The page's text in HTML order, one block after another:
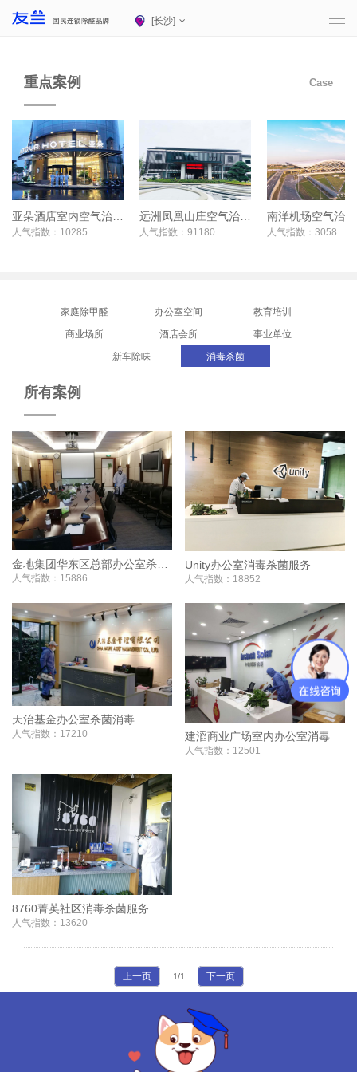
[长沙]
Case
重点案例
人气指数：10285 人气指数：91180
南洋机场空气治
人气指数：3058
家庭除甲醛 办公室空间
教育培训
商业场所
酒店会所
事业单位
新车除味
消毒杀菌
所有案例
金地集团华东区总部办公室杀菌消毒
人气指数：15886
Unity办公室消毒杀菌服务
人气指数：18852
天治基金办公室杀菌消毒
人气指数：17210 建滔商业广场室内办公室消毒
人气指数：12501
8760菁英社区消毒杀菌服务
人气指数：13620
上一页 1/1 下一页